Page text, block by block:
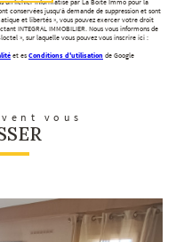
un fichier informatisé par La Boite Immo pour la
conservées jusqu'à demande de suppression et sont
et libertés », vous pouvez exercer votre droit
INTEGRAL IMMOBILIER. Nous vous informons de
», sur laquelle vous pouvez vous inscrire ici :
et es Conditions d'utilisation de Google
vous